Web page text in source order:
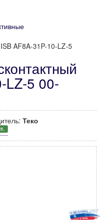
AF8A-31P-10-LZ-5
LZ-5 00-
Теко